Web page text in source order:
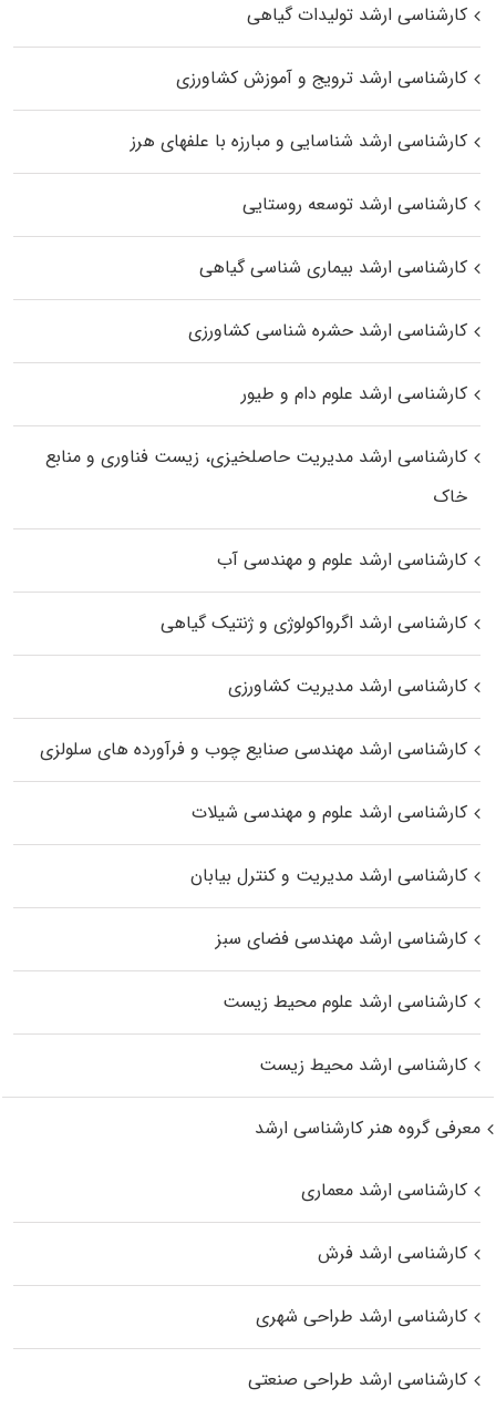
کارشناسی ارشد تولیدات گیاهی
کارشناسی ارشد ترویج و آموزش کشاورزی
کارشناسی ارشد شناسایی و مبارزه با علفهای هرز
کارشناسی ارشد توسعه روستایی
کارشناسی ارشد بیماری‌ شناسی گیاهی
کارشناسی ارشد حشره‌ شناسی کشاورزی
کارشناسی ارشد علوم دام و طیور
کارشناسی ارشد مدیریت حاصلخیزی، زیست فناوری و منابع
خاک
کارشناسی ارشد علوم و مهندسی آب
کارشناسی ارشد اگرواکولوژی و ژنتیک گیاهی
کارشناسی ارشد مدیریت کشاورزی
کارشناسی ارشد مهندسی صنایع چوب و فرآورده‌ های سلولزی
کارشناسی ارشد علوم و مهندسی شیلات
کارشناسی ارشد مدیریت و کنترل بیابان
کارشناسی ارشد مهندسی فضای سبز
کارشناسی ارشد علوم محیط‌ زیست
کارشناسی ارشد محیط زیست
معرفی گروه هنر کارشناسی ارشد
کارشناسی ارشد معماری
کارشناسی ارشد فرش
کارشناسی ارشد طراحی شهری
کارشناسی ارشد طراحی صنعتی